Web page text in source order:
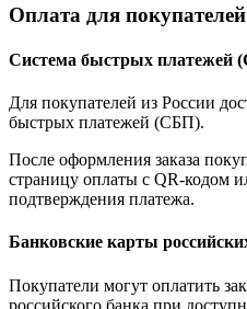
Оплата для
Система быстрых платежей
Для покупателей из России
быстрых платежей (СБП).
После оформления заказа
страницу оплаты с QR-кодом
подтверждения платежа.
Банковские карты
Покупатели могут оплатить
российского банка при